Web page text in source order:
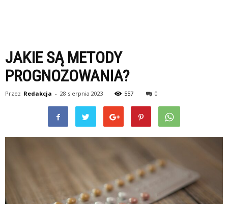
JAKIE SĄ METODY
PROGNOZOWANIA?
Przez Redakcja - 28 sierpnia 2023 557 0